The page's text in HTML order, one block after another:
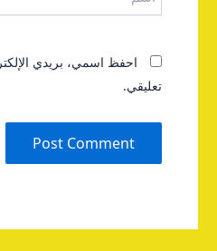
احفظ اسمي، بريدي
تعليقي.